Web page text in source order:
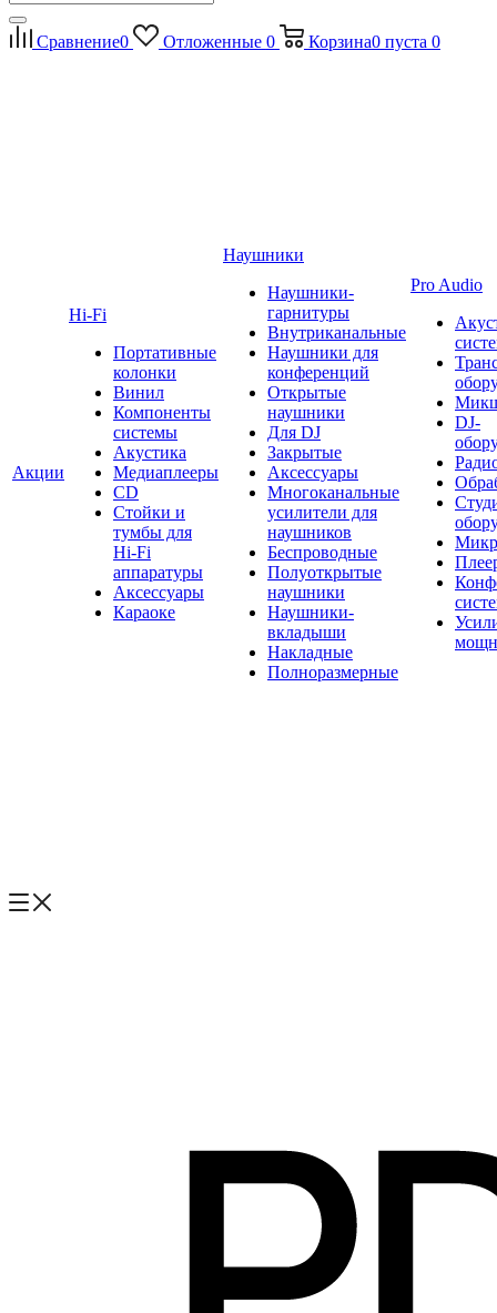
Сравнение0 Отложенные 0 Корзина0 пуста 0
Акции
Hi-Fi
Портативные
колонки
Винил
Компоненты
системы
Акустика
Медиаплееры
CD
Стойки и
тумбы для
Hi-Fi
аппаратуры
Аксессуары
Караоке
Наушники
Наушники-
гарнитуры
Внутриканальные
Наушники для
конференций
Открытые
наушники
Для DJ
Закрытые
Аксессуары
Многоканальные
усилители для
наушников
Беспроводные
Полуоткрытые
наушники
Наушники-
вкладыши
Накладные
Полноразмерные
Pro Audio
DJ-